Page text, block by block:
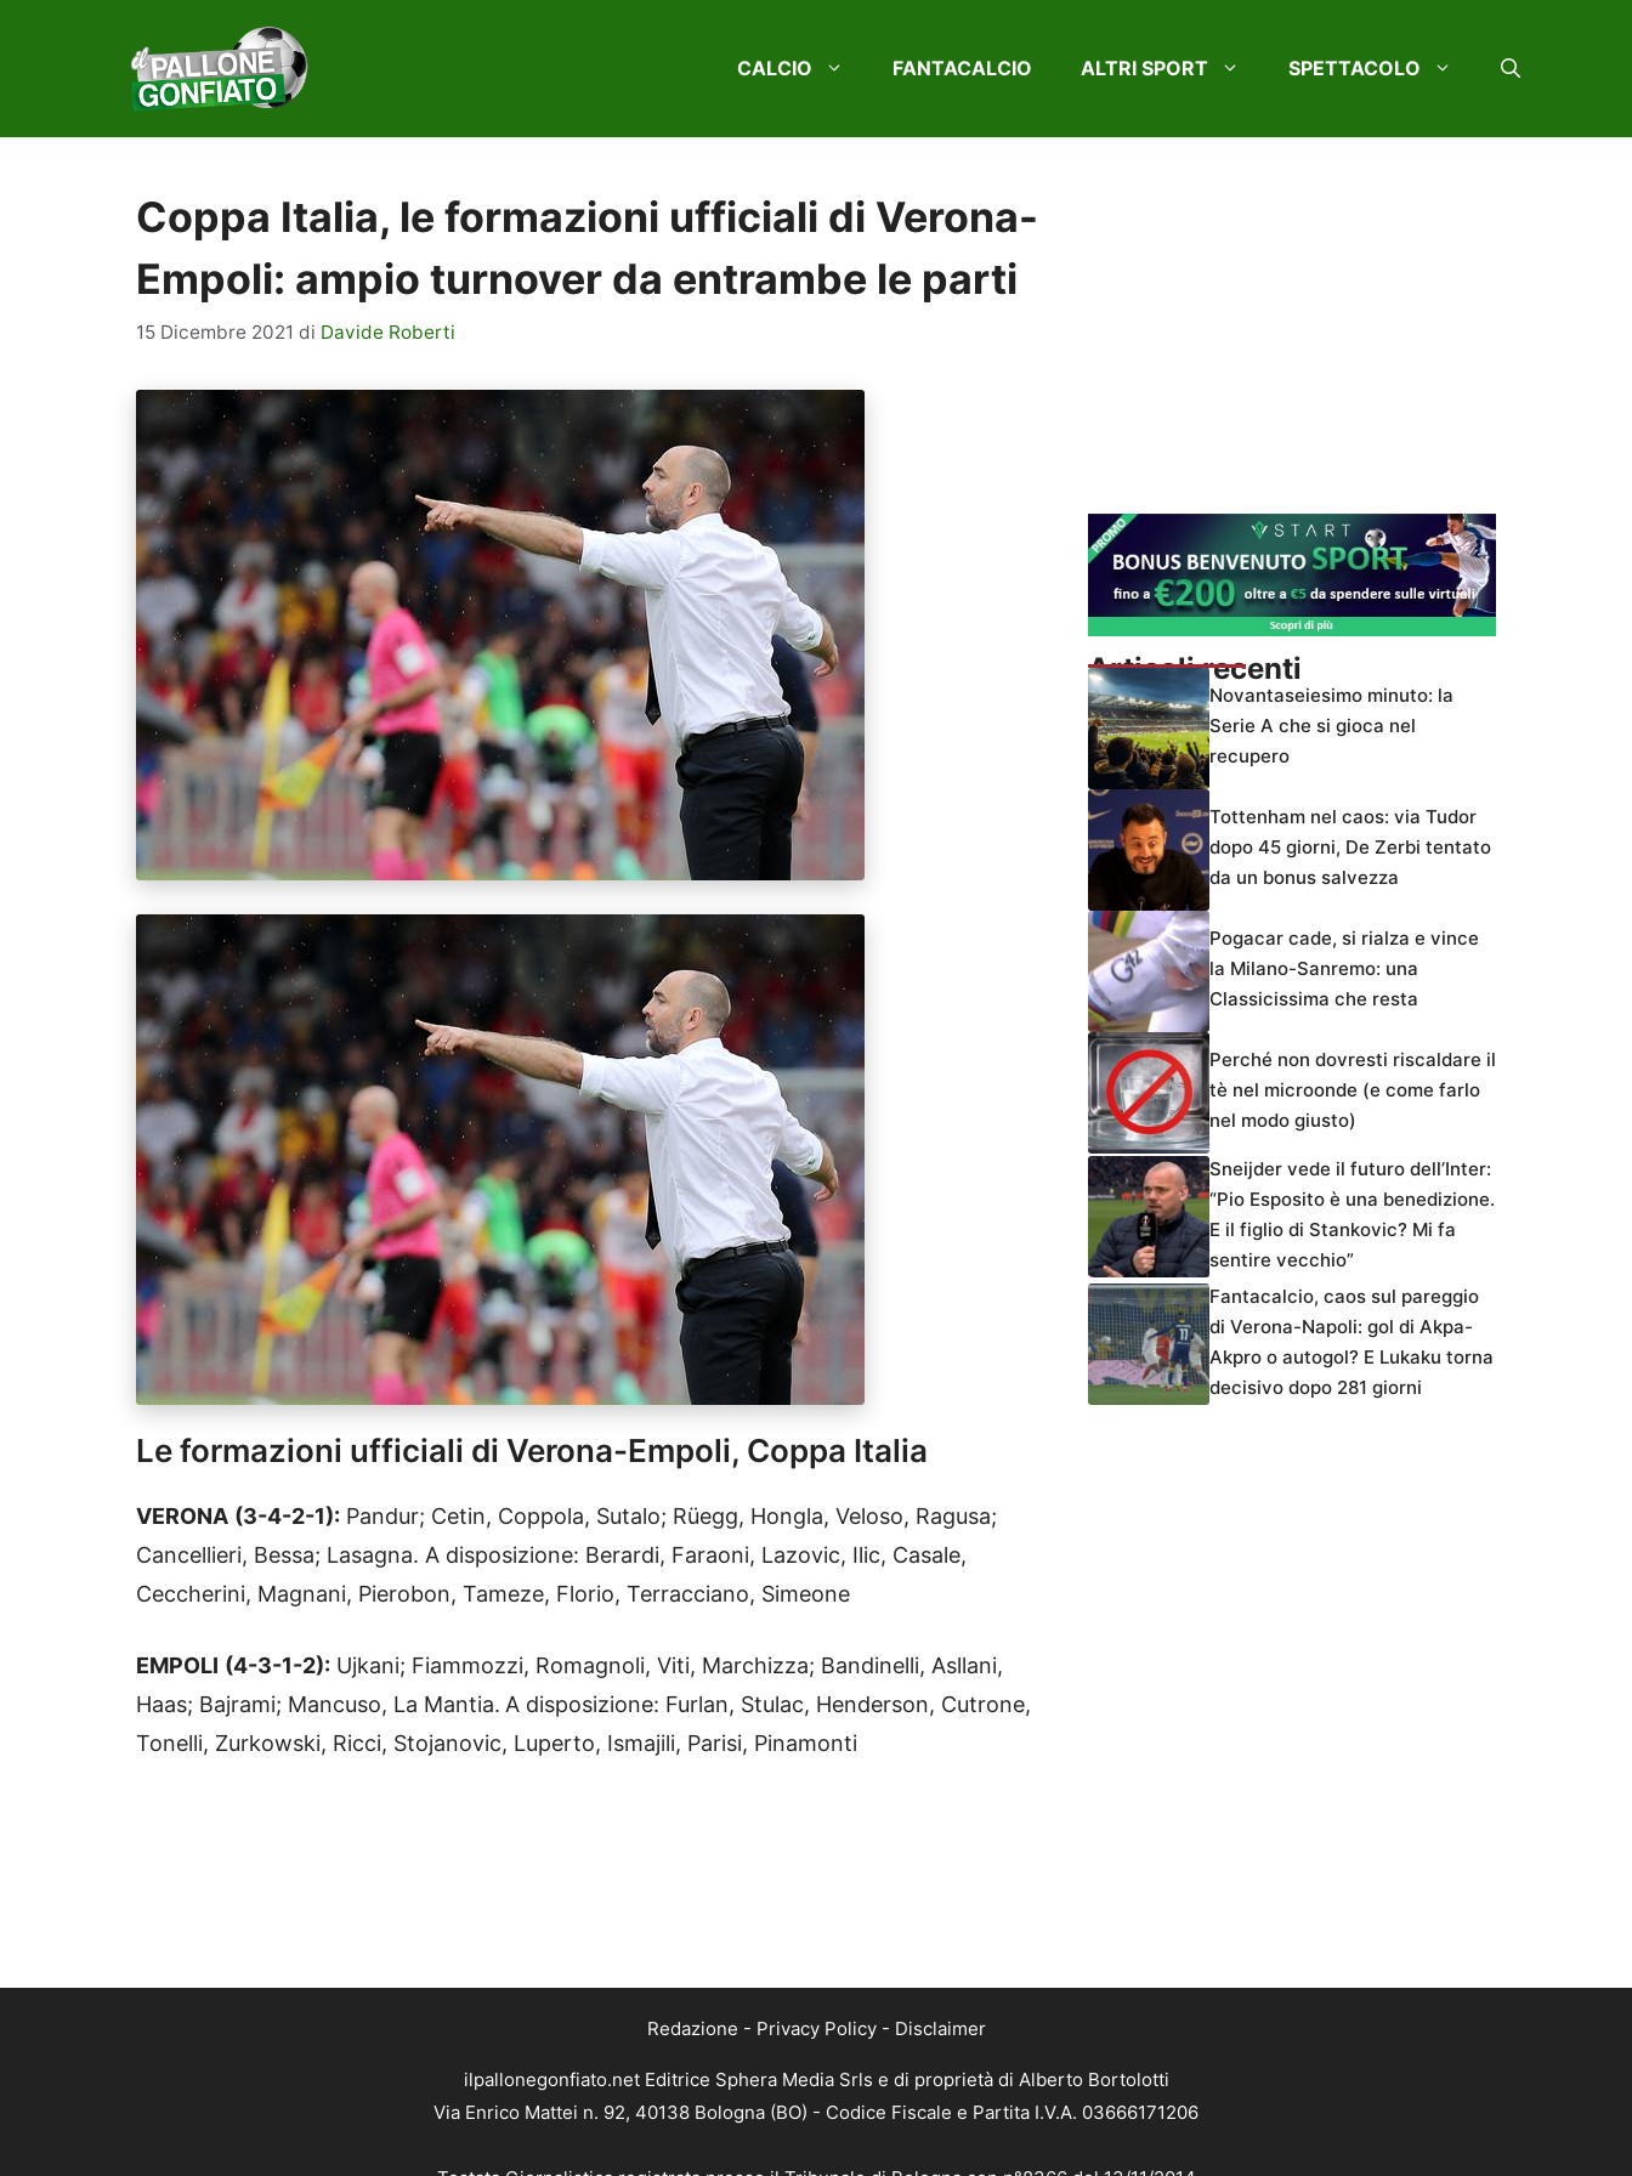
CALCIO FANTACALCIO ALTRI SPORT SPETTACOLO
Coppa Italia, le formazioni ufficiali di Verona-
Empoli: ampio turnover da entrambe le parti
15 Dicembre 2021 di Davide Roberti
Le formazioni ufficiali di Verona-Empoli, Coppa Italia
VERONA (3-4-2-1): Pandur; Cetin, Coppola, Sutalo; Rüegg, Hongla, Veloso, Ragusa;
Cancellieri, Bessa; Lasagna. A disposizione: Berardi, Faraoni, Lazovic, Ilic, Casale,
Ceccherini, Magnani, Pierobon, Tameze, Florio, Terracciano, Simeone
EMPOLI (4-3-1-2): Ujkani; Fiammozzi, Romagnoli, Viti, Marchizza; Bandinelli, Asllani,
Haas; Bajrami; Mancuso, La Mantia. A disposizione: Furlan, Stulac, Henderson, Cutrone,
Tonelli, Zurkowski, Ricci, Stojanovic, Luperto, Ismajili, Parisi, Pinamonti
Articoli recenti
Novantaseiesimo minuto: la
Serie A che si gioca nel
recupero
Tottenham nel caos: via Tudor
dopo 45 giorni, De Zerbi tentato
da un bonus salvezza
Pogacar cade, si rialza e vince
la Milano-Sanremo: una
Classicissima che resta
Perché non dovresti riscaldare il
tè nel microonde (e come farlo
nel modo giusto)
Sneijder vede il futuro dell’Inter:
“Pio Esposito è una benedizione.
E il figlio di Stankovic? Mi fa
sentire vecchio”
Fantacalcio, caos sul pareggio
di Verona-Napoli: gol di Akpa-
Akpro o autogol? E Lukaku torna
decisivo dopo 281 giorni
Redazione - Privacy Policy- Disclaimer
ilpallonegonfiato.net Editrice Sphera Media Srls e di proprietà di Alberto Bortolotti
Via Enrico Mattei n. 92, 40138 Bologna (BO) - Codice Fiscale e Partita I.V.A. 03666171206